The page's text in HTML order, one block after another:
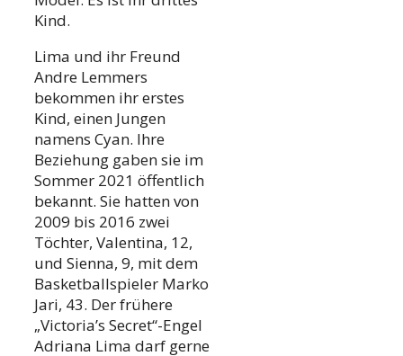
Kind.
Lima und ihr Freund
Andre Lemmers
bekommen ihr erstes
Kind, einen Jungen
namens Cyan. Ihre
Beziehung gaben sie im
Sommer 2021 öffentlich
bekannt. Sie hatten von
2009 bis 2016 zwei
Töchter, Valentina, 12,
und Sienna, 9, mit dem
Basketballspieler Marko
Jari, 43. Der frühere
„Victoria’s Secret“-Engel
Adriana Lima darf gerne